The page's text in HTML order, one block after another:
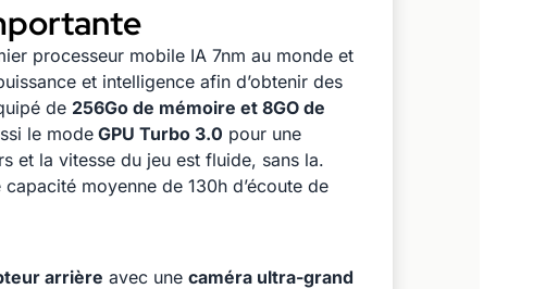
processeur mobile IA 7nm au monde et
et intelligence afin d’obtenir des
de 256Go de mémoire et 8GO de
le mode GPU Turbo 3.0 pour une
et la vitesse du jeu est fluide, sans la.
capacité moyenne de 130h d’écoute de
arrière avec une caméra ultra-grand